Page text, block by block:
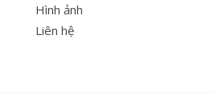
Hình ảnh
Liên hệ